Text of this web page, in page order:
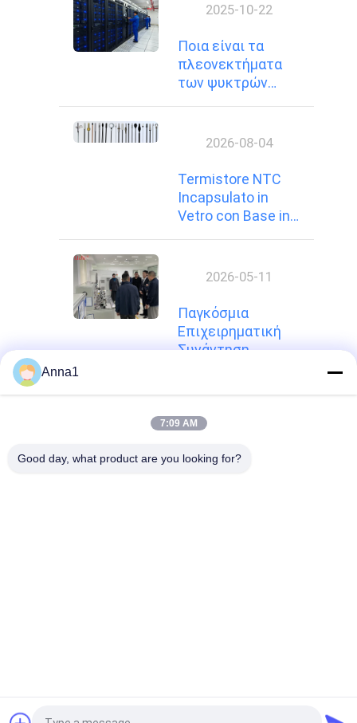
2025-10-22
Ποια είναι τα
πλεονεκτήματα
των ψυκτρών
2026-08-04
Termistore NTC
Incapsulato in
Vetro con Base in
Robusta Barriera di
2026-05-11
Παγκόσμια
Επιχειρηματική
Συνάντηση,
κορυφή
Anna1
7:09 AM
Good day, what product are you looking for?